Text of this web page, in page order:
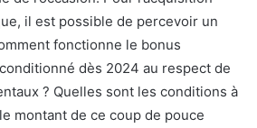
il est possible de percevoir un
fonctionne le bonus
dès 2024 au respect de
? Quelles sont les conditions à
montant de ce coup de pouce